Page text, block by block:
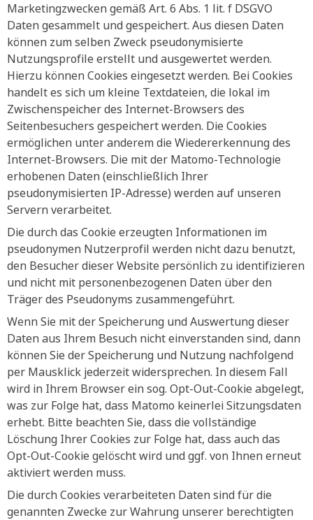
Marketingzwecken gemäß Art. 6 Abs. 1 lit. f DSGVO
Daten gesammelt und gespeichert. Aus diesen Daten
können zum selben Zweck pseudonymisierte
Nutzungsprofile erstellt und ausgewertet werden.
Hierzu können Cookies eingesetzt werden. Bei Cookies
handelt es sich um kleine Textdateien, die lokal im
Zwischenspeicher des Internet-Browsers des
Seitenbesuchers gespeichert werden. Die Cookies
ermöglichen unter anderem die Wiedererkennung des
Internet-Browsers. Die mit der Matomo-Technologie
erhobenen Daten (einschließlich Ihrer
pseudonymisierten IP-Adresse) werden auf unseren
Servern verarbeitet.
Die durch das Cookie erzeugten Informationen im
pseudonymen Nutzerprofil werden nicht dazu benutzt,
den Besucher dieser Website persönlich zu identifizieren
und nicht mit personenbezogenen Daten über den
Träger des Pseudonyms zusammengeführt.
Wenn Sie mit der Speicherung und Auswertung dieser
Daten aus Ihrem Besuch nicht einverstanden sind, dann
können Sie der Speicherung und Nutzung nachfolgend
per Mausklick jederzeit widersprechen. In diesem Fall
wird in Ihrem Browser ein sog. Opt-Out-Cookie abgelegt,
was zur Folge hat, dass Matomo keinerlei Sitzungsdaten
erhebt. Bitte beachten Sie, dass die vollständige
Löschung Ihrer Cookies zur Folge hat, dass auch das
Opt-Out-Cookie gelöscht wird und ggf. von Ihnen erneut
aktiviert werden muss.
Die durch Cookies verarbeiteten Daten sind für die
genannten Zwecke zur Wahrung unserer berechtigten